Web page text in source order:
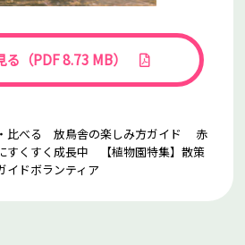
る（PDF 8.73 MB）
・比べる 放鳥舎の楽しみ方ガイド 赤
すくすく成長中 【植物園特集】散策
イドボランティア